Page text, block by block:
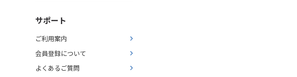
サポート
ご利用案内
会員登録について
よくあるご質問